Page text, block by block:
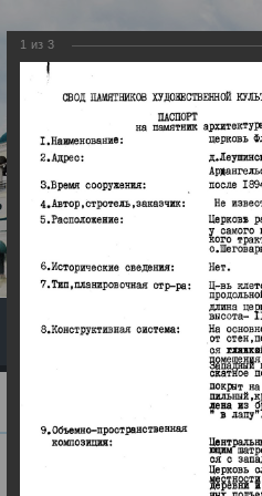
Экскурсия
Главная
1 из 3